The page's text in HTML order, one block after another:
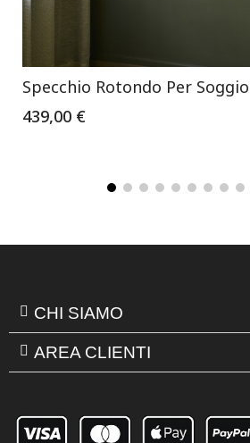
Specchio Rotondo Per
439,00 €
CHI SIAMO
AREA CLIENTI